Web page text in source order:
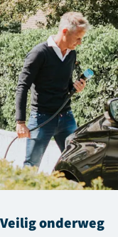
Veilig onderweg